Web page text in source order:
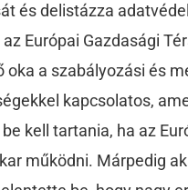
és delistázza
Európai Gazdasági
oka a szabályozási és
kapcsolatos,
kell tartania, ha az
működni. Márpedig